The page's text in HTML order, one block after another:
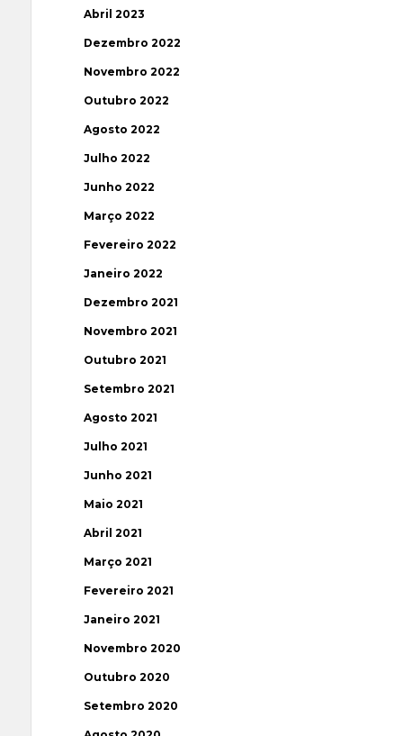
Abril 2023
Dezembro 2022
Novembro 2022
Outubro 2022
Agosto 2022
Julho 2022
Junho 2022
Março 2022
Fevereiro 2022
Janeiro 2022
Dezembro 2021
Novembro 2021
Outubro 2021
Setembro 2021
Agosto 2021
Julho 2021
Junho 2021
Maio 2021
Abril 2021
Março 2021
Fevereiro 2021
Janeiro 2021
Novembro 2020
Outubro 2020
Setembro 2020